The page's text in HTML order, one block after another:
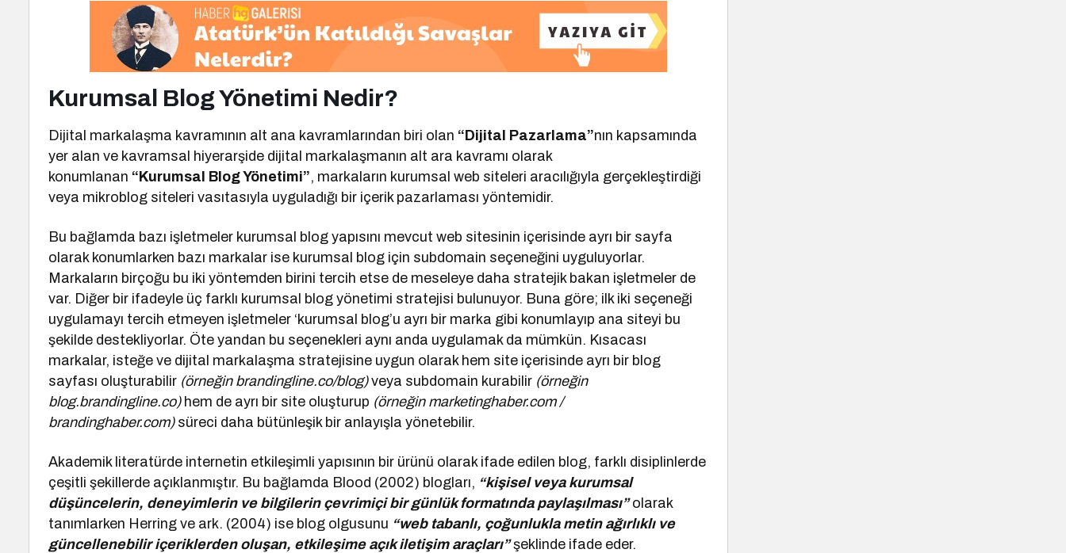
Kurumsal Blog Yönetimi Nedir?
Dijital markalaşma kavramının alt ana kavramlarından biri olan “Dijital Pazarlama”nın kapsamında
yer alan ve kavramsal hiyerarşide dijital markalaşmanın alt ara kavramı olarak
konumlanan “Kurumsal Blog Yönetimi”, markaların kurumsal web siteleri aracılığıyla gerçekleştirdiği
veya mikroblog siteleri vasıtasıyla uyguladığı bir içerik pazarlaması yöntemidir.
Bu bağlamda bazı işletmeler kurumsal blog yapısını mevcut web sitesinin içerisinde ayrı bir sayfa
olarak konumlarken bazı markalar ise kurumsal blog için subdomain seçeneğini uyguluyorlar.
Markaların birçoğu bu iki yöntemden birini tercih etse de meseleye daha stratejik bakan işletmeler de
var. Diğer bir ifadeyle üç farklı kurumsal blog yönetimi stratejisi bulunuyor. Buna göre; ilk iki seçeneği
uygulamayı tercih etmeyen işletmeler ‘kurumsal blog’u ayrı bir marka gibi konumlayıp ana siteyi bu
şekilde destekliyorlar. Öte yandan bu seçenekleri aynı anda uygulamak da mümkün. Kısacası
markalar, isteğe ve dijital markalaşma stratejisine uygun olarak hem site içerisinde ayrı bir blog
sayfası oluşturabilir (örneğin brandingline.co/blog)veya subdomain kurabilir (örneğin
blog.brandingline.co)hem de ayrı bir site oluşturup (örneğin marketinghaber.com /
brandinghaber.com) süreci daha bütünleşik bir anlayışla yönetebilir.
Akademik literatürde internetin etkileşimli yapısının bir ürünü olarak ifade edilen blog, farklı disiplinlerde
çeşitli şekillerde açıklanmıştır. Bu bağlamda Blood (2002) blogları, “kişisel veya kurumsal
düşüncelerin, deneyimlerin ve bilgilerin çevrimiçi bir günlük formatında paylaşılması”olarak
tanımlarken Herring ve ark. (2004) ise blog olgusunu “web tabanlı, çoğunlukla metin ağırlıklı ve
güncellenebilir içeriklerden oluşan, etkileşime açık iletişim araçları”şeklinde ifade eder.